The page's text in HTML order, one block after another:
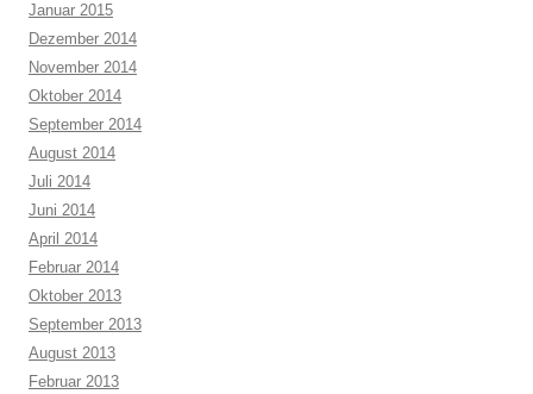
Januar 2015
Dezember 2014
November 2014
Oktober 2014
September 2014
August 2014
Juli 2014
Juni 2014
April 2014
Februar 2014
Oktober 2013
September 2013
August 2013
Februar 2013